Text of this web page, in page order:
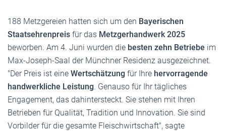
188 Metzgereien hatten sich um den Bayerischen
Staatsehrenpreis für das Metzgerhandwerk 2025
beworben. Am 4. Juni wurden die besten zehn Betriebe im
Max-Joseph-Saal der Münchner Residenz ausgezeichnet.
"Der Preis ist eine Wertschätzung für Ihre hervorragende
handwerkliche Leistung. Genauso für Ihr tägliches
Engagement, das dahintersteckt. Sie stehen mit Ihren
Betrieben für Qualität, Tradition und Innovation. Sie sind
Vorbilder für die gesamte Fleischwirtschaft", sagte